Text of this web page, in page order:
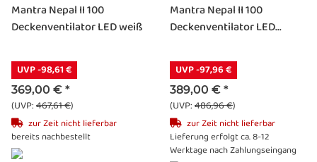
Mantra Nepal II 100
Deckenventilator LED weiß
UVP -98,61 €
369,00 € *
(UVP:467,61 €)
zur Zeit nicht lieferbar
bereits nachbestellt
Mantra Nepal II 100
Deckenventilator LED...
UVP -97,96 €
389,00 € *
(UVP:486,96 €)
zur Zeit nicht lieferbar
Lieferung erfolgt ca. 8-12
Werktage nach Zahlungseingang